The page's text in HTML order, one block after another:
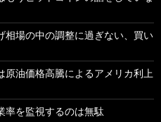
相場の中の調整に過ぎない、買い
原油価格高騰によるアメリカ利上
率を監視するのは無駄